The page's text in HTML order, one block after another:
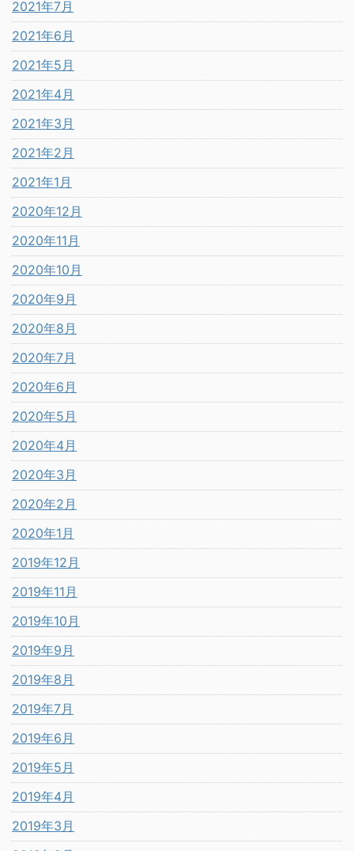
2021年7月
2021年6月
2021年5月
2021年4月
2021年3月
2021年2月
2021年1月
2020年12月
2020年11月
2020年10月
2020年9月
2020年8月
2020年7月
2020年6月
2020年5月
2020年4月
2020年3月
2020年2月
2020年1月
2019年12月
2019年11月
2019年10月
2019年9月
2019年8月
2019年7月
2019年6月
2019年5月
2019年4月
2019年3月